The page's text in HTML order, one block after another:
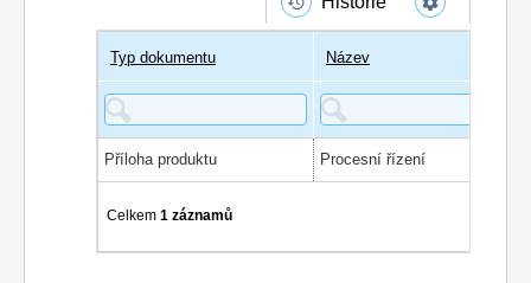
Typ dokumentu Název
Příloha produktu Procesní řízení
Celkem1 záznamů